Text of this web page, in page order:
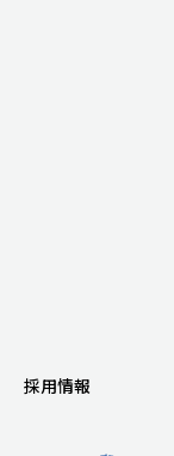
採用情報